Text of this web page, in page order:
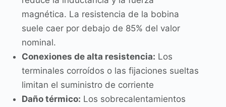
magnética. La resistencia de la bobina
suele caer por debajo de 85% del valor
nominal.
Conexiones de alta resistencia: Los
terminales corroídos o las fijaciones sueltas
limitan el suministro de corriente
Daño térmico: Los sobrecalentamientos